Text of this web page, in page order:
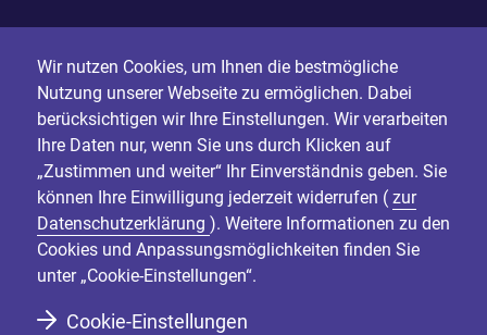
Wir nutzen Cookies, um Ihnen die bestmögliche
Nutzung unserer Webseite zu ermöglichen. Dabei
berücksichtigen wir Ihre Einstellungen. Wir verarbeiten
Ihre Daten nur, wenn Sie uns durch Klicken auf
„Zustimmen und weiter“ Ihr Einverständnis geben. Sie
können Ihre Einwilligung jederzeit widerrufen ( zur
Datenschutzerklärung ). Weitere Informationen zu den
Cookies und Anpassungsmöglichkeiten finden Sie
unter „Cookie-Einstellungen“.
Cookie-Einstellungen